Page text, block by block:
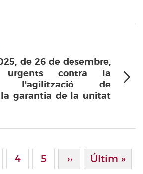
de 26 de desembre,
urgents contra la
l'agilització de
garantia de la unitat
Paginació
Page
4 Page
5 Pàgina
›› Última
Últim »